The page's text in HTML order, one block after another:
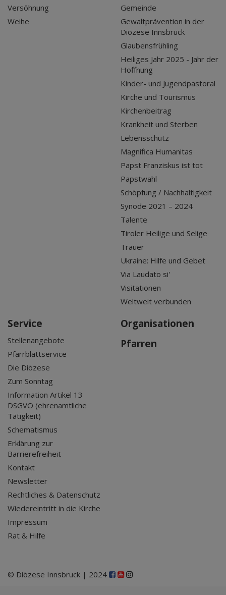
Versöhnung
Weihe
Gemeinde
Gewaltprävention in der
Diözese Innsbruck
Glaubensfrühling
Heiliges Jahr 2025 - Jahr der
Hoffnung
Kinder- und Jugendpastoral
Kirche und Tourismus
Kirchenbeitrag
Krankheit und Sterben
Lebensschutz
Magnifica Humanitas
Papst Franziskus ist tot
Papstwahl
Schöpfung / Nachhaltigkeit
Synode 2021 – 2024
Talente
Tiroler Heilige und Selige
Trauer
Ukraine: Hilfe und Gebet
Via Laudato si'
Visitationen
Weltweit verbunden
Service
Stellenangebote
Pfarrblattservice
Die Diözese
Zum Sonntag
Information Artikel 13
DSGVO (ehrenamtliche
Tätigkeit)
Schematismus
Erklärung zur
Barrierefreiheit
Kontakt
Newsletter
Rechtliches & Datenschutz
Wiedereintritt in die Kirche
Impressum
Rat & Hilfe
Organisationen
Pfarren
© Diözese Innsbruck | 2024